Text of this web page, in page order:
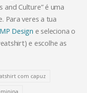
and Culture” é uma
Para veres a tua
Design e seleciona o
e escolhe as
com capuz